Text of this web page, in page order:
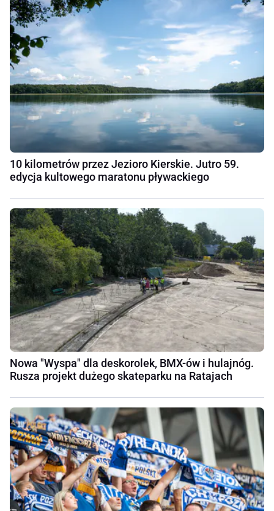
10 kilometrów przez Jezioro Kierskie. Jutro 59.
edycja kultowego maratonu pływackiego
Nowa "Wyspa" dla deskorolek, BMX-ów i hulajnóg.
Rusza projekt dużego skateparku na Ratajach